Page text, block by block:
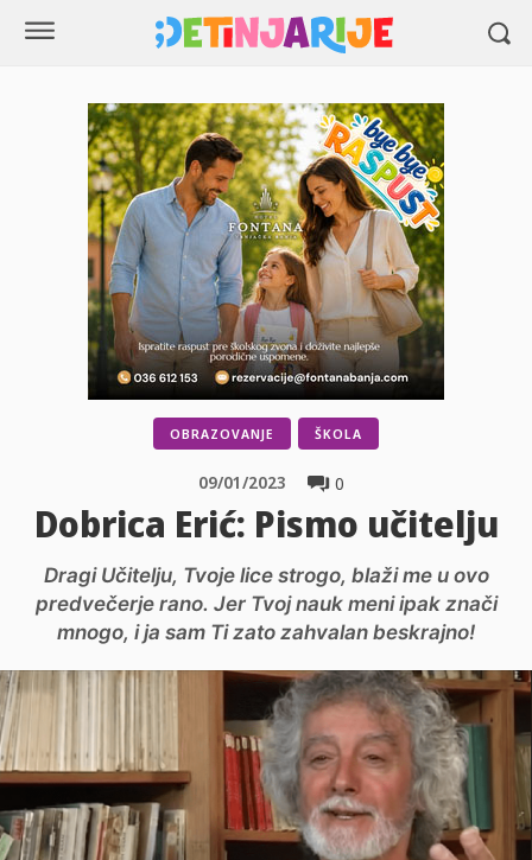
OBRAZOVANJE ŠKOLA
0
09/01/2023
Dobrica Erić: Pismo učitelju
Dragi Učitelju, Tvoje lice strogo, blaži me u ovo
predvečerje rano. Jer Tvoj nauk meni ipak znači
mnogo, i ja sam Ti zato zahvalan beskrajno!